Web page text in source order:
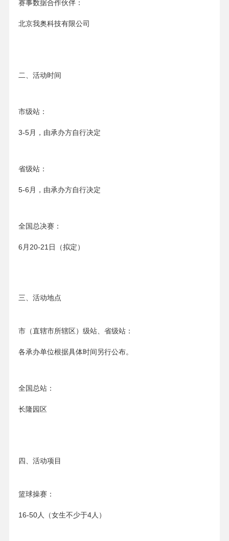
赛事数据合作伙伴：
北京我奥科技有限公司
二、活动时间
市级站：
3-5月，由承办方自行决定
省级站：
5-6月，由承办方自行决定
全国总决赛：
6月20-21日（拟定）
三、活动地点
市（直辖市所辖区）级站、省级站：
各承办单位根据具体时间另行公布。
全国总站：
长隆园区
四、活动项目
篮球操赛：
16-50人（女生不少于4人）